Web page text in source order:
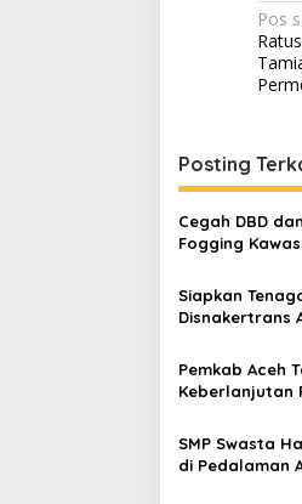
N
a
v
g
a
s
i
p
o
s
Pos
Posting
Cegah DBD
Fogging
Siapkan
Disnakertrans
Pemkab Aceh
Keberlanjutan
SMP Swasta
di Pedalaman